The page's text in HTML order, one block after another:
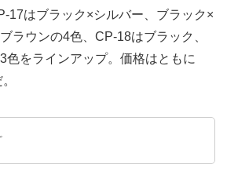
17はブラック×シルバー、ブラック×
ラウンの4色、CP-18はブラック、
色をラインアップ。価格はともに